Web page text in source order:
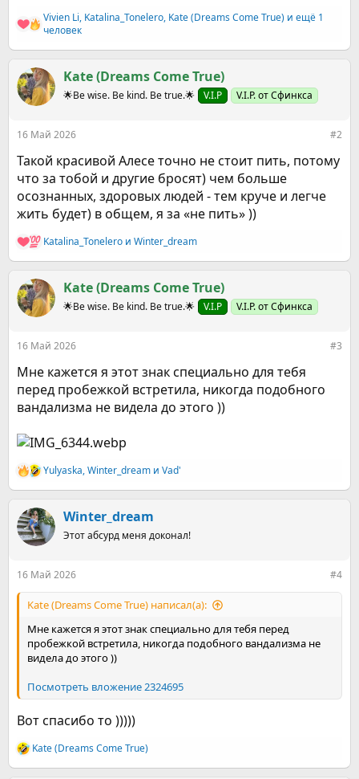
Р
а
ц
и
Vivien Li, Katalina_Tonelero, Kate (Dreams Come True) и ещё 1
человек
Kate (Dreams Come True)
🌟Be wise. Be kind. Be true.🌟 V.I.P V.I.P. от Сфинкса
16 Май 2026 #2
Такой красивой Алесе точно не стоит пить, потому
что за тобой и другие бросят) чем больше
осознанных, здоровых людей - тем круче и легче
жить будет) в общем, я за «не пить» ))
Р
е
к
ц
и
Katalina_Tonelero и Winter_dream
Kate (Dreams Come True)
🌟Be wise. Be kind. Be true.🌟 V.I.P V.I.P. от Сфинкса
16 Май 2026 #3
Мне кажется я этот знак специально для тебя
перед пробежкой встретила, никогда подобного
вандализма не видела до этого ))
Р
е
к
ц
и
Yulyaska,Winter_dream и Vad'
Winter_dream
Этот абсурд меня доконал!
16 Май 2026 #4
Kate (Dreams Come True) написал(а):
Мне кажется я этот знак специально для тебя перед
пробежкой встретила, никогда подобного вандализма не
видела до этого ))
Посмотреть вложение 2324695
Вот спасибо то )))))
Р
е
Kate (Dreams Come True)